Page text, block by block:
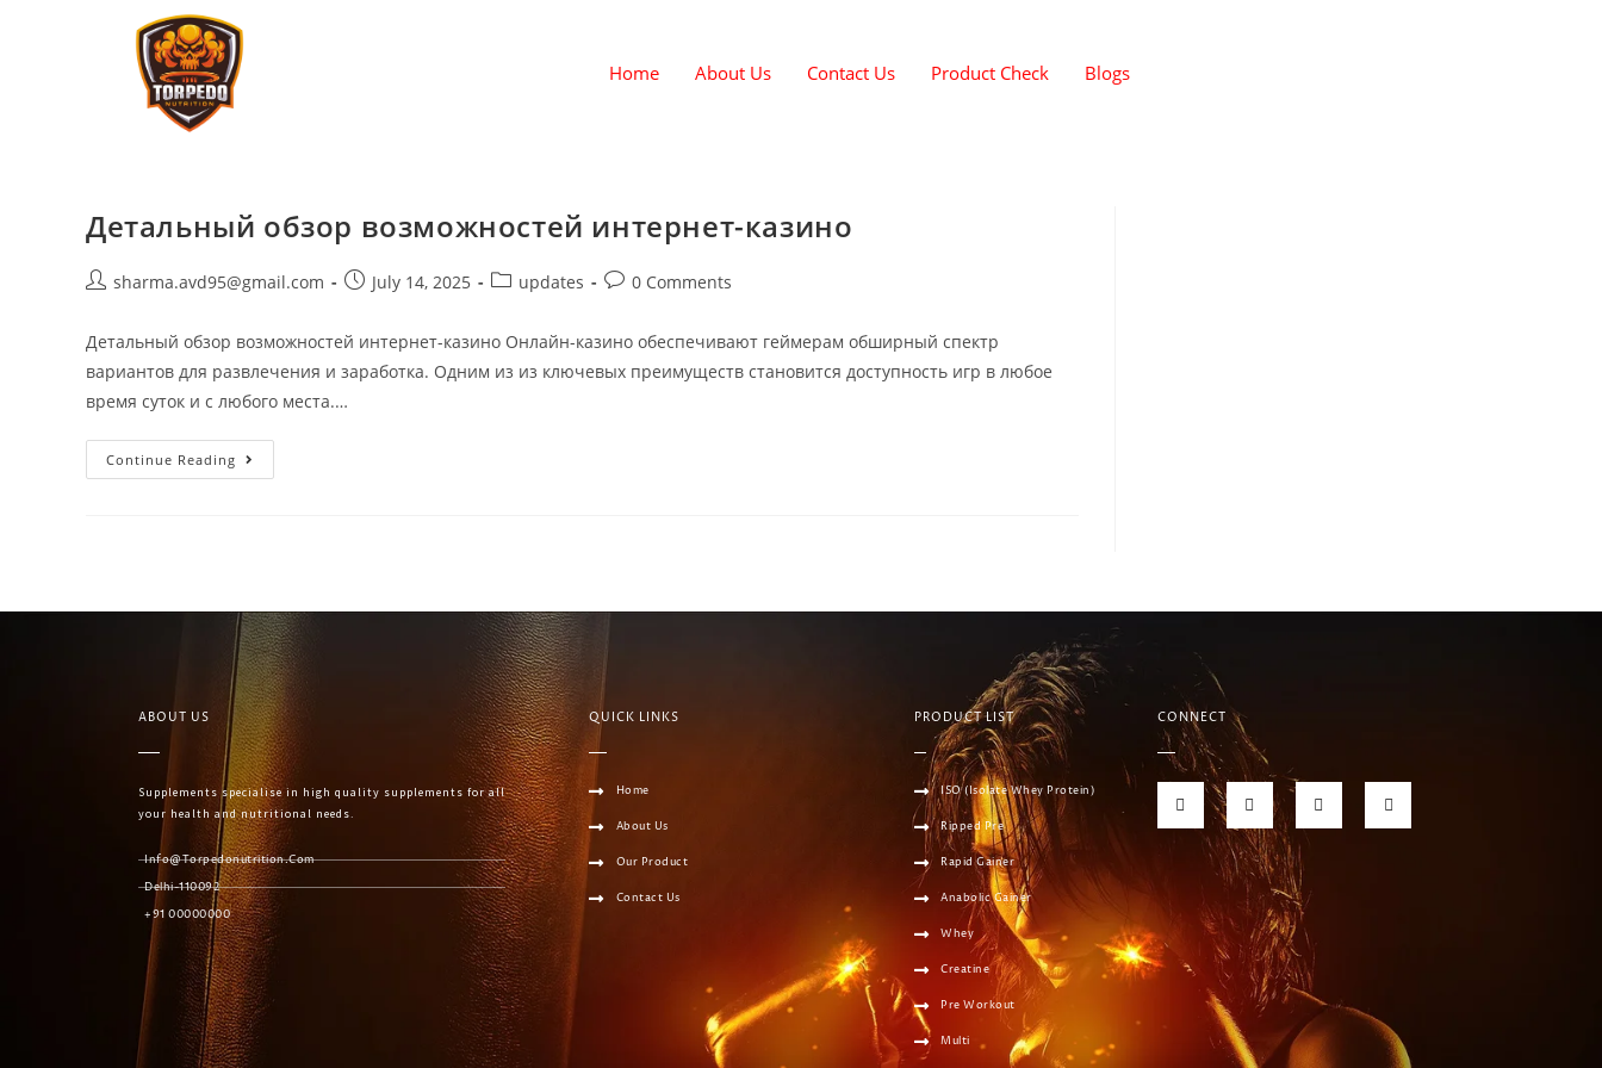
Home About Us Contact Us Product Check Blogs
Детальный обзор возможностей интернет-казино
sharma.avd95@gmail.com July 14, 2025 updates 0 Comments
Детальный обзор возможностей интернет-казино Онлайн-казино обеспечивают геймерам обширный спектр
вариантов для развлечения и заработка. Одним из из ключевых преимуществ становится доступность игр в любое
время суток и с любого места.…
Continue Reading
ABOUT US
Supplements specialise in high quality supplements for all
your health and nutritional needs.
Info@torpedonutrition.com
Delhi-110092
+91 00000000
QUICK LINKS
Home
About Us
Our Product
Contact Us
PRODUCT LIST
ISO (Isolate Whey Protein)
Ripped Pre
Rapid Gainer
Anabolic Gainer
Whey
Creatine
Pre Workout
Multi
CONNECT